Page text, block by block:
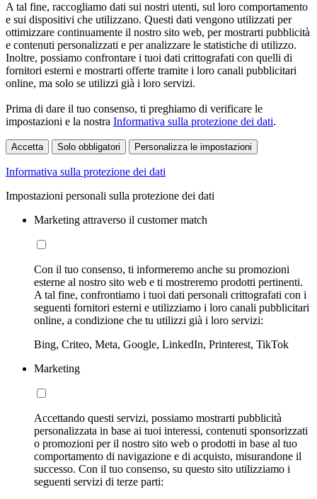
A tal fine, raccogliamo dati sui nostri utenti, sul loro comportamento
e sui dispositivi che utilizzano. Questi dati vengono utilizzati per
ottimizzare continuamente il nostro sito web, per mostrarti pubblicità
e contenuti personalizzati e per analizzare le statistiche di utilizzo.
Inoltre, possiamo confrontare i tuoi dati crittografati con quelli di
fornitori esterni e mostrarti offerte tramite i loro canali pubblicitari
online, ma solo se utilizzi già i loro servizi.
Prima di dare il tuo consenso, ti preghiamo di verificare le
impostazioni e la nostra Informativa sulla protezione dei dati.
Accetta Solo obbligatori Personalizza le impostazioni
Informativa sulla protezione dei dati
Impostazioni personali sulla protezione dei dati
Marketing attraverso il customer match
Con il tuo consenso, ti informeremo anche su promozioni
esterne al nostro sito web e ti mostreremo prodotti pertinenti.
A tal fine, confrontiamo i tuoi dati personali crittografati con i
seguenti fornitori esterni e utilizziamo i loro canali pubblicitari
online, a condizione che tu utilizzi già i loro servizi:
Bing, Criteo, Meta, Google, LinkedIn, Printerest, TikTok
Marketing
Accettando questi servizi, possiamo mostrarti pubblicità
personalizzata in base ai tuoi interessi, contenuti sponsorizzati
o promozioni per il nostro sito web o prodotti in base al tuo
comportamento di navigazione e di acquisto, misurandone il
successo. Con il tuo consenso, su questo sito utilizziamo i
seguenti servizi di terze parti: